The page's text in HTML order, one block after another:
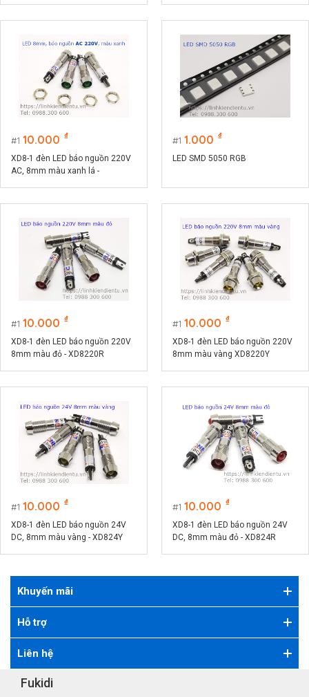
1 10.000 ₫
XD8-1 đèn LED báo nguồn 220V
AC, 8mm màu xanh lá -
1 1.000 ₫
LED SMD 5050 RGB
1 10.000 ₫
XD8-1 đèn LED báo nguồn 220V
8mm màu đỏ - XD8220R
1 10.000 ₫
XD8-1 đèn LED báo nguồn 220V
8mm màu vàng XD8220Y
1 10.000 ₫
XD8-1 đèn LED báo nguồn 24V
DC, 8mm màu vàng - XD824Y
1 10.000 ₫
XD8-1 đèn LED báo nguồn 24V
DC, 8mm màu đỏ - XD824R
Khuyến mãi
Hỗ trợ
Liên hệ
Fukidi